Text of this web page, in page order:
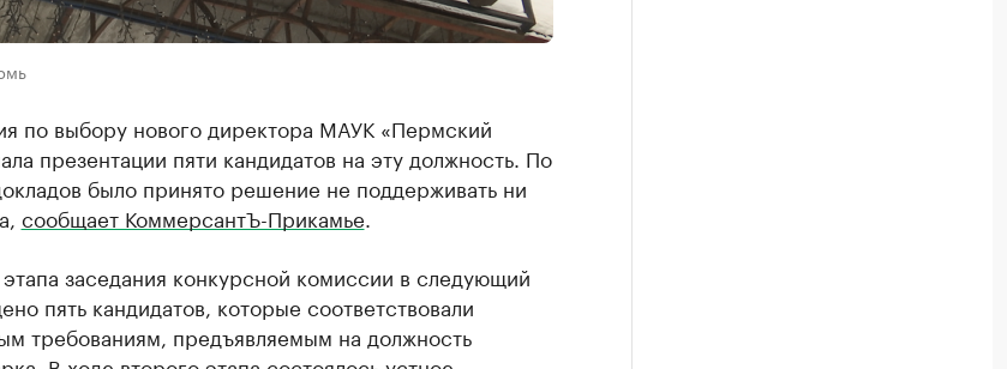
по выбору нового директора МАУК «Пермский
презентации пяти кандидатов на эту должность. По
было принято решение не поддерживать ни
сообщает КоммерсантЪ-Прикамье
заседания конкурсной комиссии в следующий
пять кандидатов, которые соответствовали
требованиям, предъявляемым на должность